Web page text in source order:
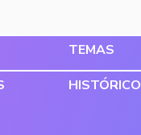
TEMAS
HISTÓRICO